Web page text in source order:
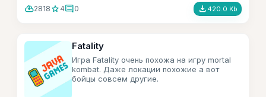
cloud_download2818 star 4comment0 file_download 420.0 Kb
Fatality
Игра Fatality очень похожа на игру mortal
kombat. Даже локации похожие а вот
бойцы совсем другие.